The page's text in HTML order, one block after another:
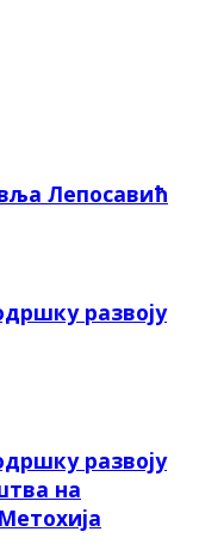
Лепосавић
развоју
развоју
на